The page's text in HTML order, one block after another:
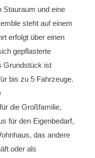
Stauraum und eine
steht auf einem
erfolgt über einen
gepflasterte
Grundstück ist
bis zu 5 Fahrzeuge.
die Großfamilie,
für den Eigenbedarf,
das andere
oder als